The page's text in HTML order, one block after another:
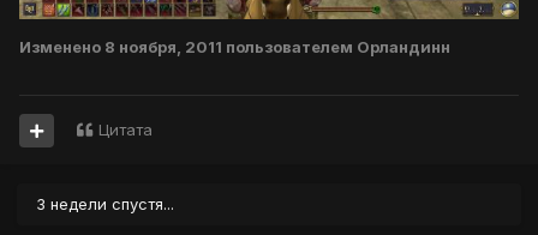
Изменено 8 ноября, 2011 пользователем Орландинн
Цитата
3 недели спустя...